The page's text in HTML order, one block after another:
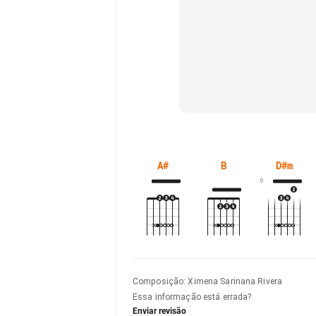
A# B D#m
6
Composição:Ximena Sarinana Rivera
Essa informação está errada?
Enviar revisão